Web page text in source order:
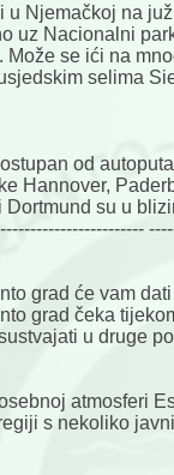
u Njemačkoj na
uz Nacionalni
Može se ići na
selima
od
Hannover,
Dortmund su u
grad će vam
grad čeka
u druge
atmosferi
s nekoliko